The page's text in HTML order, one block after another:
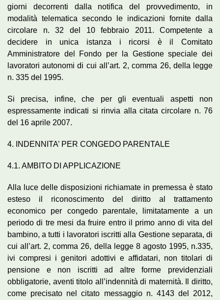
giorni decorrenti dalla notifica del provvedimento, in
modalità telematica secondo le indicazioni fornite dalla
circolare n. 32 del 10 febbraio 2011. Competente a
decidere in unica istanza i ricorsi è il Comitato
Amministratore del Fondo per la Gestione speciale dei
lavoratori autonomi di cui all’art. 2, comma 26, della legge
n. 335 del 1995.
Si precisa, infine, che per gli eventuali aspetti non
espressamente indicati si rinvia alla citata circolare n. 76
del 16 aprile 2007.
4. INDENNITA’ PER CONGEDO PARENTALE
4.1. AMBITO DI APPLICAZIONE
Alla luce delle disposizioni richiamate in premessa è stato
esteso il riconoscimento del diritto al trattamento
economico per congedo parentale, limitatamente a un
periodo di tre mesi da fruire entro il primo anno di vita del
bambino, a tutti i lavoratori iscritti alla Gestione separata, di
cui all’art. 2, comma 26, della legge 8 agosto 1995, n.335,
ivi compresi i genitori adottivi e affidatari, non titolari di
pensione e non iscritti ad altre forme previdenziali
obbligatorie, aventi titolo all’indennità di maternità. Il diritto,
come precisato nel citato messaggio n. 4143 del 2012,